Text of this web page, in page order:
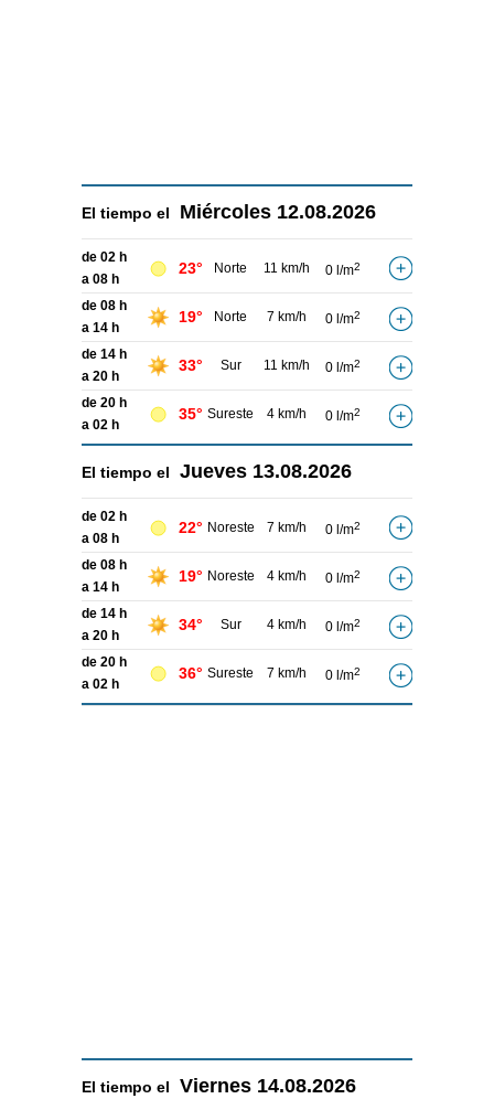
El tiempo el Miércoles 12.08.2026
de 02 h
a 08 h
23° Norte 11 km/h 0 l/m2
de 08 h
a 14 h
19° Norte 7 km/h 0 l/m2
de 14 h
a 20 h
33° Sur 11 km/h 0 l/m2
de 20 h
a 02 h
35° Sureste 4 km/h 0 l/m2
El tiempo el Jueves 13.08.2026
de 02 h
a 08 h
22° Noreste 7 km/h 0 l/m2
de 08 h
a 14 h
19° Noreste 4 km/h 0 l/m2
de 14 h
a 20 h
34° Sur 4 km/h 0 l/m2
de 20 h
a 02 h
36° Sureste 7 km/h 0 l/m2
El tiempo el Viernes 14.08.2026